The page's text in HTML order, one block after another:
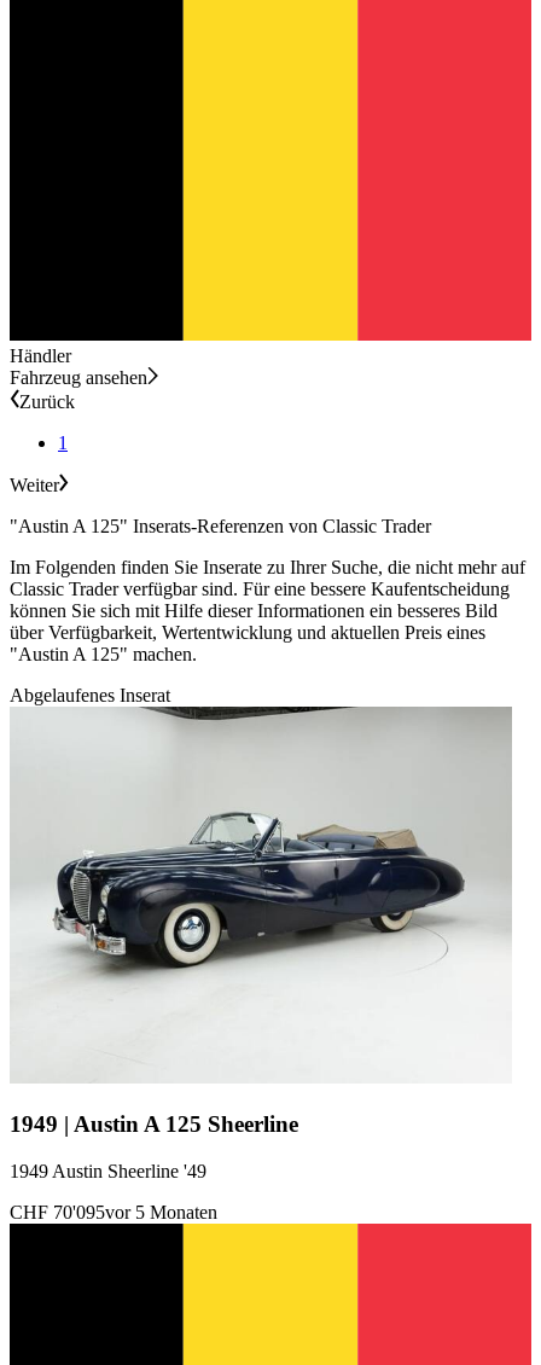
Händler
Fahrzeug ansehen
Zurück
1
Weiter
"Austin A 125" Inserats-Referenzen von Classic Trader
Im Folgenden finden Sie Inserate zu Ihrer Suche, die nicht mehr auf
Classic Trader verfügbar sind. Für eine bessere Kaufentscheidung
können Sie sich mit Hilfe dieser Informationen ein besseres Bild
über Verfügbarkeit, Wertentwicklung und aktuellen Preis eines
"Austin A 125" machen.
Abgelaufenes Inserat
1949 | Austin A 125 Sheerline
1949 Austin Sheerline '49
CHF 70'095vor 5 Monaten